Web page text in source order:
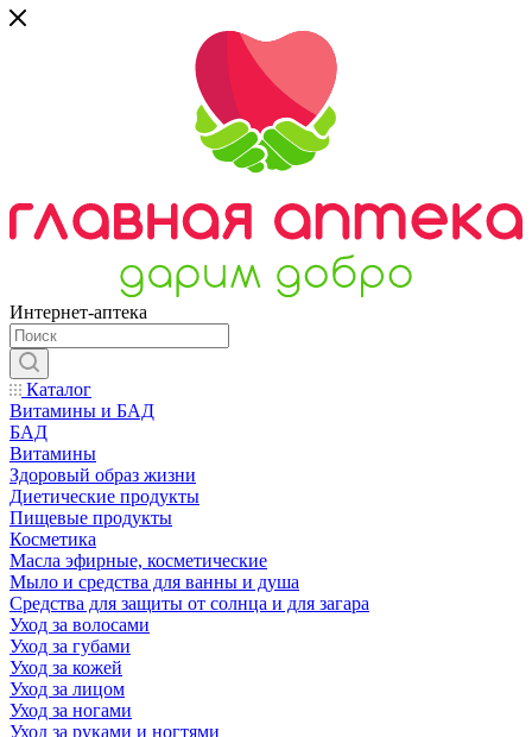
Интернет-аптека
Каталог
Витамины и БАД
БАД
Витамины
Здоровый образ жизни
Диетические продукты
Пищевые продукты
Косметика
Масла эфирные, косметические
Мыло и средства для ванны и душа
Средства для защиты от солнца и для загара
Уход за волосами
Уход за губами
Уход за кожей
Уход за лицом
Уход за ногами
Уход за руками и ногтями